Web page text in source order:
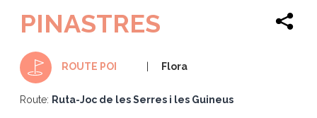
PINASTRES
ROUTE POI Flora
Route: Ruta-Joc de les Serres i les Guineus